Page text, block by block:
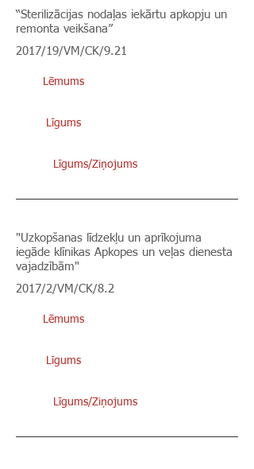
“Sterilizācijas nodaļas iekārtu apkopju un
remonta veikšana”
2017/19/VM/CK/9.21
Lēmums
Līgums
Līgums/Ziņojums
"Uzkopšanas līdzekļu un aprīkojuma
iegāde klīnikas Apkopes un veļas dienesta
vajadzībām"
2017/2/VM/CK/8.2
Lēmums
Līgums
Līgums/Ziņojums